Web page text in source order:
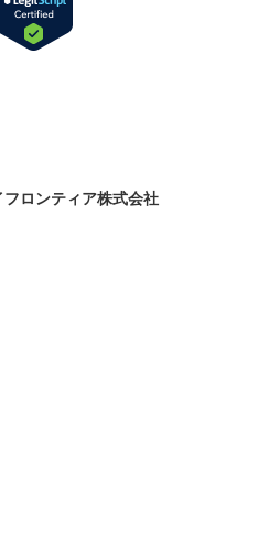
ロンティア株式会社